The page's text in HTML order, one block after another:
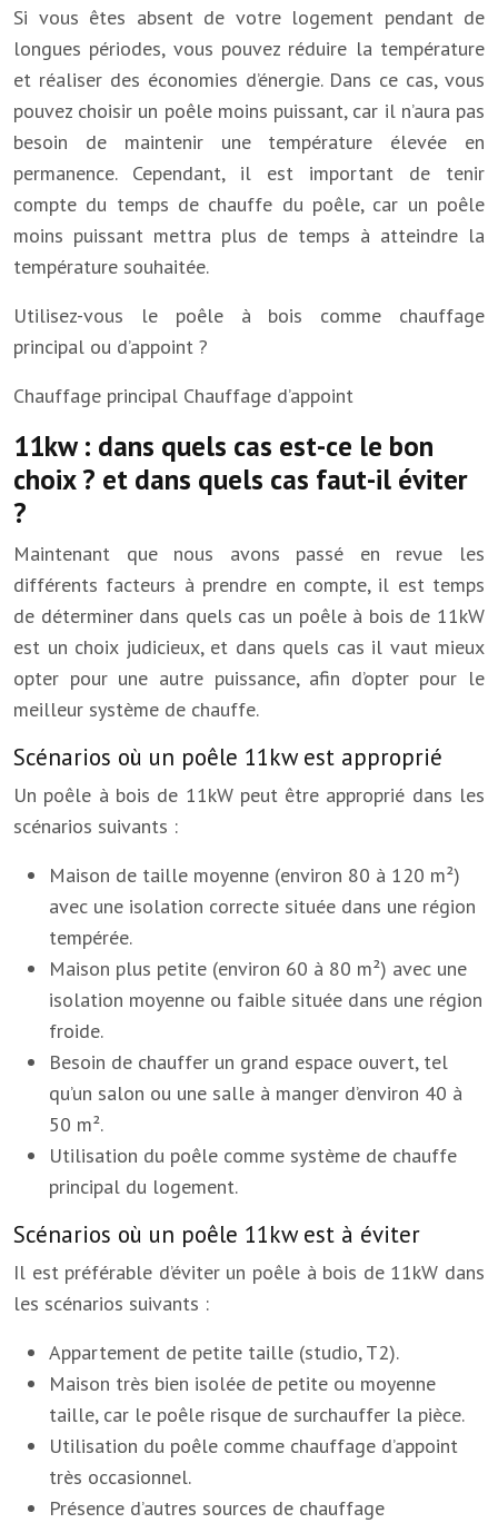
Si vous êtes absent de votre logement pendant de
longues périodes, vous pouvez réduire la température
et réaliser des économies d’énergie. Dans ce cas, vous
pouvez choisir un poêle moins puissant, car il n’aura pas
besoin de maintenir une température élevée en
permanence. Cependant, il est important de tenir
compte du temps de chauffe du poêle, car un poêle
moins puissant mettra plus de temps à atteindre la
température souhaitée.
Utilisez-vous le poêle à bois comme chauffage
principal ou d’appoint ?
Chauffage principal Chauffage d’appoint
11kw : dans quels cas est-ce le bon
choix ? et dans quels cas faut-il éviter
?
Maintenant que nous avons passé en revue les
différents facteurs à prendre en compte, il est temps
de déterminer dans quels cas un poêle à bois de 11kW
est un choix judicieux, et dans quels cas il vaut mieux
opter pour une autre puissance, afin d’opter pour le
meilleur système de chauffe.
Scénarios où un poêle 11kw est approprié
Un poêle à bois de 11kW peut être approprié dans les
scénarios suivants :
Maison de taille moyenne (environ 80 à 120 m²)
avec une isolation correcte située dans une région
tempérée.
Maison plus petite (environ 60 à 80 m²) avec une
isolation moyenne ou faible située dans une région
froide.
Besoin de chauffer un grand espace ouvert, tel
qu’un salon ou une salle à manger d’environ 40 à
50 m².
Utilisation du poêle comme système de chauffe
principal du logement.
Scénarios où un poêle 11kw est à éviter
Il est préférable d’éviter un poêle à bois de 11kW dans
les scénarios suivants :
Appartement de petite taille (studio, T2).
Maison très bien isolée de petite ou moyenne
taille, car le poêle risque de surchauffer la pièce.
Utilisation du poêle comme chauffage d’appoint
très occasionnel.
Présence d’autres sources de chauffage